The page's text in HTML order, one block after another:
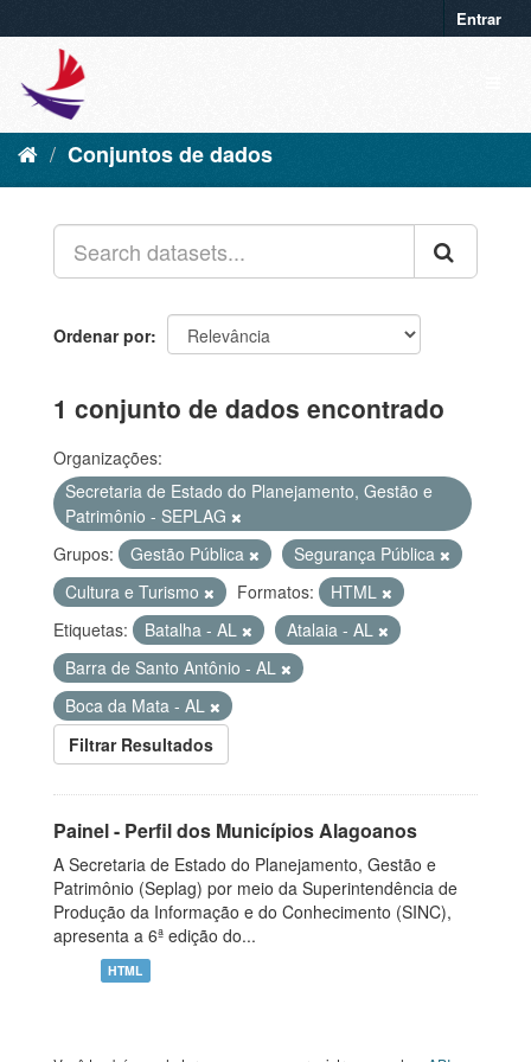
Entrar
Conjuntos de dados
Ordenar por
1 conjunto de dados encontrado
Organizações:
Secretaria de Estado do Planejamento, Gestão e
Patrimônio - SEPLAG
Grupos:
Gestão Pública
Segurança Pública
Cultura e Turismo
Formatos:
HTML
Etiquetas:
Batalha - AL
Atalaia - AL
Barra de Santo Antônio - AL
Boca da Mata - AL
Filtrar Resultados
Painel - Perfil dos Municípios Alagoanos
A Secretaria de Estado do Planejamento, Gestão e
Patrimônio (Seplag) por meio da Superintendência de
Produção da Informação e do Conhecimento (SINC),
apresenta a 6ª edição do...
HTML